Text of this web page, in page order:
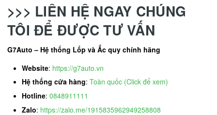
>>> LIÊN HỆ NGAY CHÚNG
TÔI ĐỂ ĐƯỢC TƯ VẤN
G7Auto – Hệ thống Lốp và Ắc quy chính hãng
Website: https://g7auto.vn
Hệ thống cửa hàng: Toàn quốc (Click để xem)
Hotline: 0848911111
Zalo: https://zalo.me/1915835962949258808